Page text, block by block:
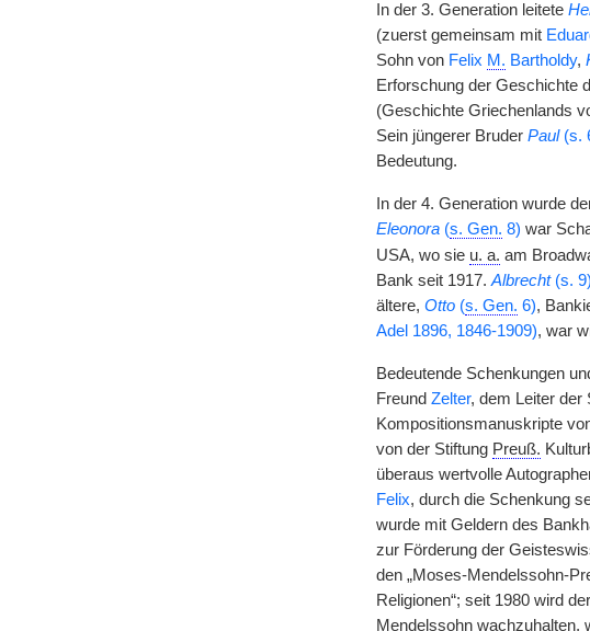
In der 3. Generation leitete
(zuerst gemeinsam mit
Sohn von Felix M. Bartholdy,
Erforschung der Geschichte
(Geschichte Griechenlands
Sein jüngerer Bruder Paul(s.
Bedeutung.
In der 4. Generation wurde
Eleonora(s. Gen. 8) war
USA, wo sie u. a. am
Bank seit 1917. Albrecht(s. 9)
ältere, Otto(s. Gen. 6),
Adel 1896, 1846-1909), war
Bedeutende Schenkungen
Freund Zelter, dem Leiter der
Kompositionsmanuskripte
von der Stiftung Preuß.
überaus wertvolle
Felix, durch die Schenkung
wurde mit Geldern des
zur Förderung der
den „Moses-Mendelssohn-
Religionen“; seit 1980 wird
Mendelssohn wachzuhalten,